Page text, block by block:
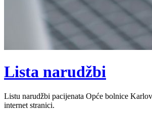
Lista narudžbi
Listu narudžbi pacijenata Opće bolnice
internet stranici.